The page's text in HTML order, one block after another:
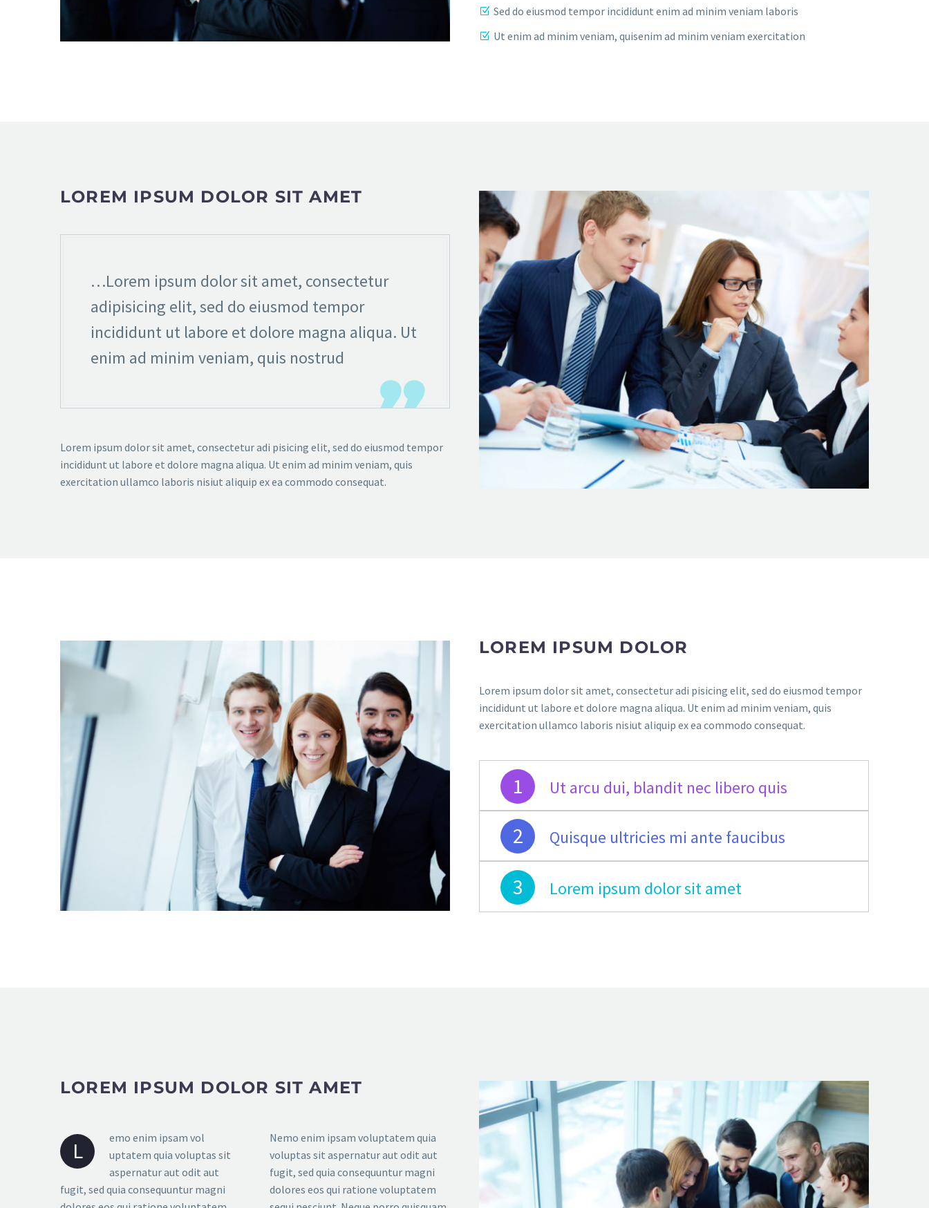
Sed do eiusmod tempor incididunt enim ad minim veniam laboris
Ut enim ad minim veniam, quisenim ad minim veniam exercitation
LOREM IPSUM DOLOR SIT AMET
…Lorem ipsum dolor sit amet, consectetur
adipisicing elit, sed do eiusmod tempor
incididunt ut labore et dolore magna aliqua. Ut
enim ad minim veniam, quis nostrud

Lorem ipsum dolor sit amet, consectetur adi pisicing elit, sed do eiusmod tempor
incididunt ut labore et dolore magna aliqua. Ut enim ad minim veniam, quis
exercitation ullamco laboris nisiut aliquip ex ea commodo consequat.
LOREM IPSUM DOLOR
Lorem ipsum dolor sit amet, consectetur adi pisicing elit, sed do eiusmod tempor
incididunt ut labore et dolore magna aliqua. Ut enim ad minim veniam, quis
exercitation ullamco laboris nisiut aliquip ex ea commodo consequat.
1 Ut arcu dui, blandit nec libero quis
2 Quisque ultricies mi ante faucibus
3 Lorem ipsum dolor sit amet
LOREM IPSUM DOLOR SIT AMET
L
emo enim ipsam vol
uptatem quia voluptas sit
aspernatur aut odit aut
fugit, sed quia consequuntur magni
Nemo enim ipsam voluptatem quia
voluptas sit aspernatur aut odit aut
fugit, sed quia consequuntur magni
dolores eos qui ratione voluptatem